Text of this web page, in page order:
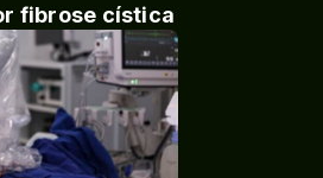
fibrose cística